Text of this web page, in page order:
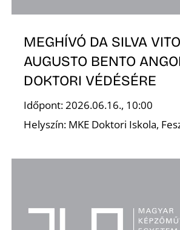
MEGHÍVÓ DA SILVA
AUGUSTO BENTO
DOKTORI VÉDÉSÉRE
Időpont: 2026.06.16., 10:00
Helyszín: MKE Doktori Iskola,